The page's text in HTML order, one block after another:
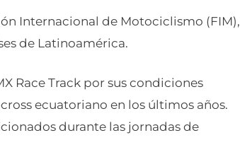
Internacional de Motociclismo (FIM),
de Latinoamérica.
Race Track por sus condiciones
ecuatoriano en los últimos años.
durante las jornadas de